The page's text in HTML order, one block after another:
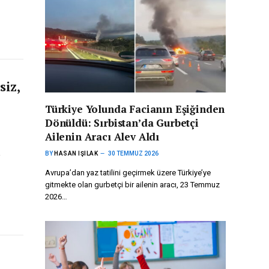
Türkiye Yolunda Facianın Eşiğinden
Dönüldü: Sırbistan’da Gurbetçi
Ailenin Aracı Alev Aldı
BY HASAN IŞILAK 30 TEMMUZ 2026
Avrupa’dan yaz tatilini geçirmek üzere Türkiye’ye
gitmekte olan gurbetçi bir ailenin aracı, 23 Temmuz
2026…